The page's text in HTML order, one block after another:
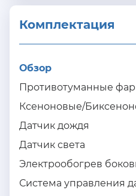
Комплектация
Обзор
Противотуманные
Ксеноновые/
Датчик дождя
Датчик света
Электрообогрев
Система управления